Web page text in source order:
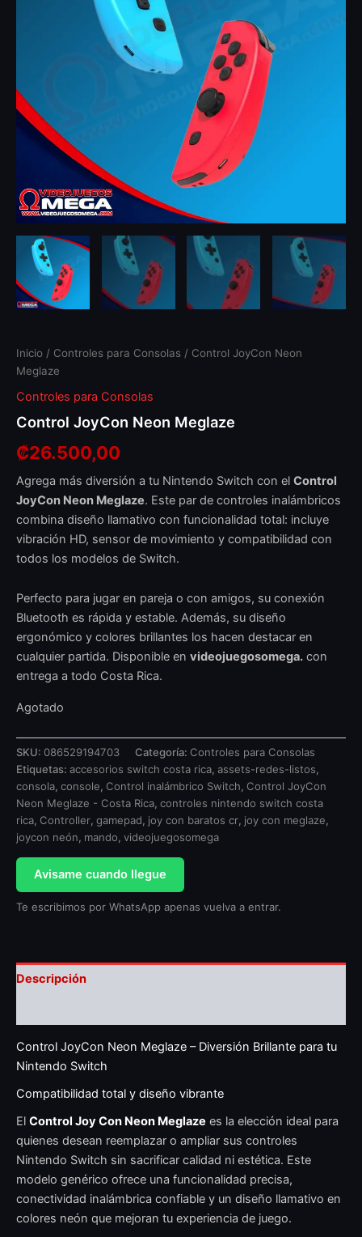
Inicio / Controles para Consolas / Control JoyCon Neon
Meglaze
Controles para Consolas
Control JoyCon Neon Meglaze
₡26.500,00
Agrega más diversión a tu Nintendo Switch con el Control
JoyCon Neon Meglaze. Este par de controles inalámbricos
combina diseño llamativo con funcionalidad total: incluye
vibración HD, sensor de movimiento y compatibilidad con
todos los modelos de Switch.
Perfecto para jugar en pareja o con amigos, su conexión
Bluetooth es rápida y estable. Además, su diseño
ergonómico y colores brillantes los hacen destacar en
cualquier partida. Disponible en videojuegosomega. con
entrega a todo Costa Rica.
Agotado
SKU: 086529194703 Categoría: Controles para Consolas
Etiquetas: accesorios switch costa rica, assets-redes-listos,
consola, console, Control inalámbrico Switch, Control JoyCon
Neon Meglaze - Costa Rica, controles nintendo switch costa
rica, Controller, gamepad, joy con baratos cr, joy con meglaze,
joycon neón, mando, videojuegosomega
Avisame cuando llegue
Te escribimos por WhatsApp apenas vuelva a entrar.
Descripción
Control JoyCon Neon Meglaze – Diversión Brillante para tu
Nintendo Switch
Compatibilidad total y diseño vibrante
El Control Joy Con Neon Meglaze es la elección ideal para
quienes desean reemplazar o ampliar sus controles
Nintendo Switch sin sacrificar calidad ni estética. Este
modelo genérico ofrece una funcionalidad precisa,
conectividad inalámbrica confiable y un diseño llamativo en
colores neón que mejoran tu experiencia de juego.